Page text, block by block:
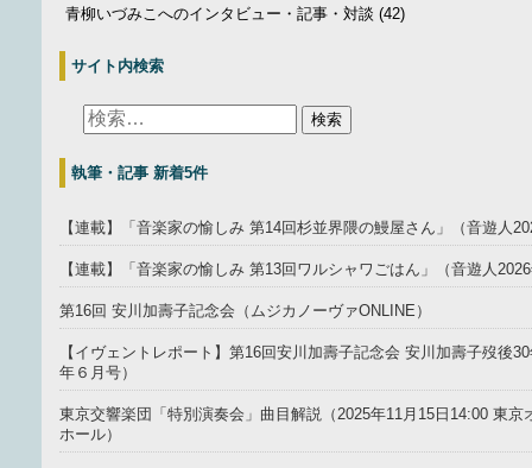
青柳いづみこへのインタビュー・記事・対談 (42)
サイト内検索
執筆・記事 新着5件
【連載】「音楽家の愉しみ 第14回杉並界隈の鰻屋さん」（音遊人
【連載】「音楽家の愉しみ 第13回ワルシャワごはん」（音遊人
第16回 安川加壽子記念会（ムジカノーヴァONLINE）
【イヴェントレポート】第16回安川加壽子記念会 安川加壽子歿後
年６月号）
東京交響楽団「特別演奏会」曲目解説（2025年11月15日14:00 東京
ホール）